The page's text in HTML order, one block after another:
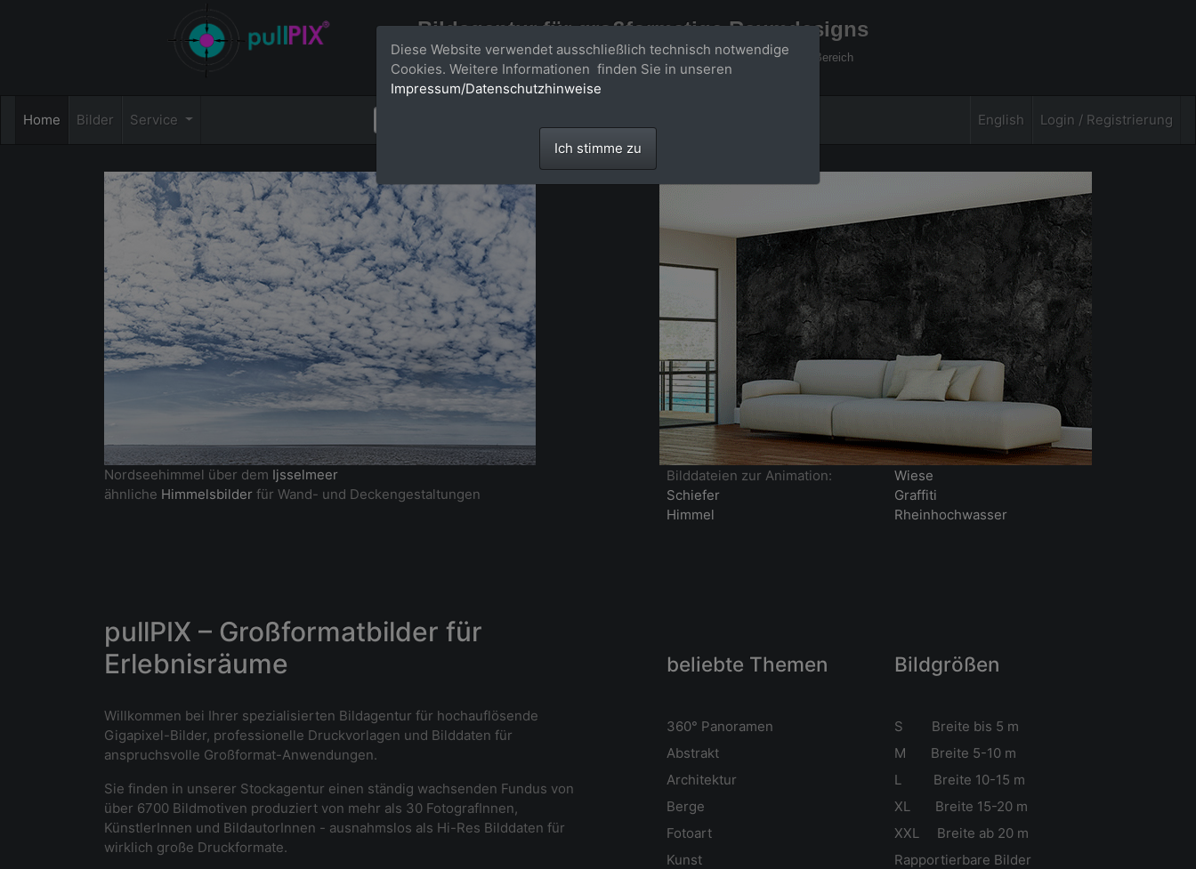
Bildagentur für großformatige Raumdesigns
Großformatige Bilder - über 100 Meter große 'largeformat' Fotos im Gigapixel Bereich
Home Bilder Service English Login / Registrierung
Nordseehimmel über dem Ijsselmeer
ähnliche Himmelsbilder für Wand- und Deckengestaltungen
pullPIX – Großformatbilder für
Erlebnisräume
Willkommen bei Ihrer spezialisierten Bildagentur für hochauflösende
Gigapixel-Bilder, professionelle Druckvorlagen und Bilddaten für
anspruchsvolle Großformat-Anwendungen.
Sie finden in unserer Stockagentur einen ständig wachsenden Fundus von
über 6700 Bildmotiven produziert von mehr als 30 FotografInnen,
KünstlerInnen und BildautorInnen - ausnahmslos als Hi-Res Bilddaten für
wirklich große Druckformate.
Bilddateien zur Animation:
Schiefer
Himmel
Wiese
Graffiti
Rheinhochwasser
beliebte Themen Bildgrößen
360° Panoramen
S Breite bis 5 m
Abstrakt
M Breite 5-10 m
Architektur
L Breite 10-15 m
Berge
XL Breite 15-20 m
Fotoart
XXL Breite ab 20 m
Kunst
Rapportierbare Bilder
Diese Website verwendet ausschließlich technisch notwendige
Cookies. Weitere Informationen finden Sie in unseren
Impressum/Datenschutzhinweise
Ich stimme zu